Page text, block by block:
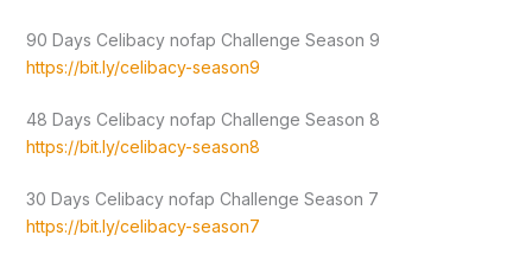
90 Days Celibacy nofap Challenge Season 9
https://bit.ly/celibacy-season9
48 Days Celibacy nofap Challenge Season 8
https://bit.ly/celibacy-season8
30 Days Celibacy nofap Challenge Season 7
https://bit.ly/celibacy-season7